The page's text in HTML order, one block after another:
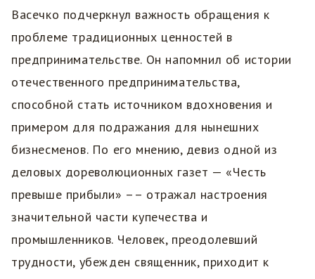
Васечко подчеркнул важность обращения к
проблеме традиционных ценностей в
предпринимательстве. Он напомнил об истории
отечественного предпринимательства,
способной стать источником вдохновения и
примером для подражания для нынешних
бизнесменов. По его мнению, девиз одной из
деловых дореволюционных газет — «Честь
превыше прибыли» –– отражал настроения
значительной части купечества и
промышленников. Человек, преодолевший
трудности, убежден священник, приходит к